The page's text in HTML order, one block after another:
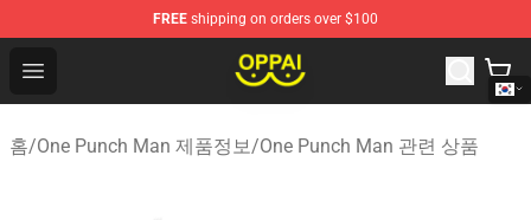
FREE shipping on orders over $100
Open menu
Oppai Store - Official Oppai Merchandise Shop
홈/One Punch Man 제품정보/One Punch Man 관련 상품